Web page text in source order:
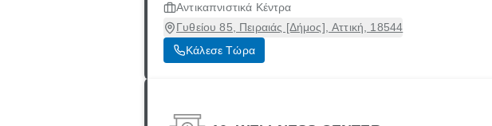
Αντικαπνιστικά Κέντρα
Γυθείου 85, Πειραιάς [Δήμος], Αττική, 18544
Κάλεσε Τώρα